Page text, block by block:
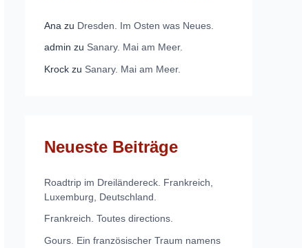
Ana zu Dresden. Im Osten was Neues.
admin zu Sanary. Mai am Meer.
Krock zu Sanary. Mai am Meer.
Neueste Beiträge
Roadtrip im Dreiländereck. Frankreich,
Luxemburg, Deutschland.
Frankreich. Toutes directions.
Gours. Ein französischer Traum namens